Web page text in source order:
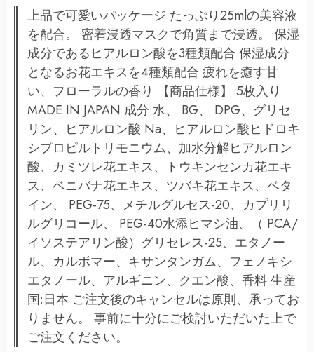
上品で可愛いパッケージ たっぷり25mlの美容液
を配合。 密着浸透マスクで角質まで浸透。 保湿
成分であるヒアルロン酸を3種類配合 保湿成分
となるお花エキスを4種類配合 疲れを癒す甘
い、フローラルの香り 【商品仕様】 5枚入り
MADE IN JAPAN 成分 水、 BG、 DPG、グリセ
リン、ヒアルロン酸 Na、ヒアルロン酸ヒドロキ
シプロピルトリモニウム、加水分解ヒアルロン
酸、カミツレ花エキス、トウキンセンカ花エキ
ス、ベニバナ花エキス、ツバキ花エキス、ベタ
イン、 PEG-75、メチルグルセス-20、カプリリ
ルグリコール、 PEG-40水添ヒマシ油、（ PCA/
イソステアリン酸）グリセレス-25、エタノー
ル、カルボマー、キサンタンガム、フェノキシ
エタノール、アルギニン、クエン酸、香料 生産
国:日本 ご注文後のキャンセルは原則、承ってお
りません。 事前に十分にご検討いただいた上で
ご注文ください。